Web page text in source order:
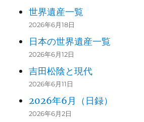
世界遺産一覧
2026年6月18日
日本の世界遺産一覧
2026年6月12日
吉田松陰と現代
2026年6月11日
2026年6月（日録）
2026年6月2日